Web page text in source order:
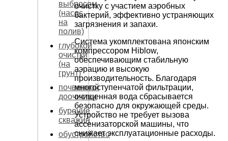
выбросом
(насос
на
полив)
глубокой
очистки
(на
грунт)
почвенной
доочистки
бурение
скважин
обустройство
очистку с участием аэробных
бактерий, эффективно устраняющих
загрязнения и запахи.
Система укомплектована японским
компрессором Hiblow,
обеспечивающим стабильную
аэрацию и высокую
производительность. Благодаря
многоступенчатой фильтрации,
очищенная вода сбрасывается
безопасно для окружающей среды.
Устройство не требует вызова
ассенизаторской машины, что
снижает эксплуатационные расходы.